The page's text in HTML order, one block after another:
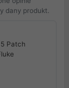
dany produkt.
Patch